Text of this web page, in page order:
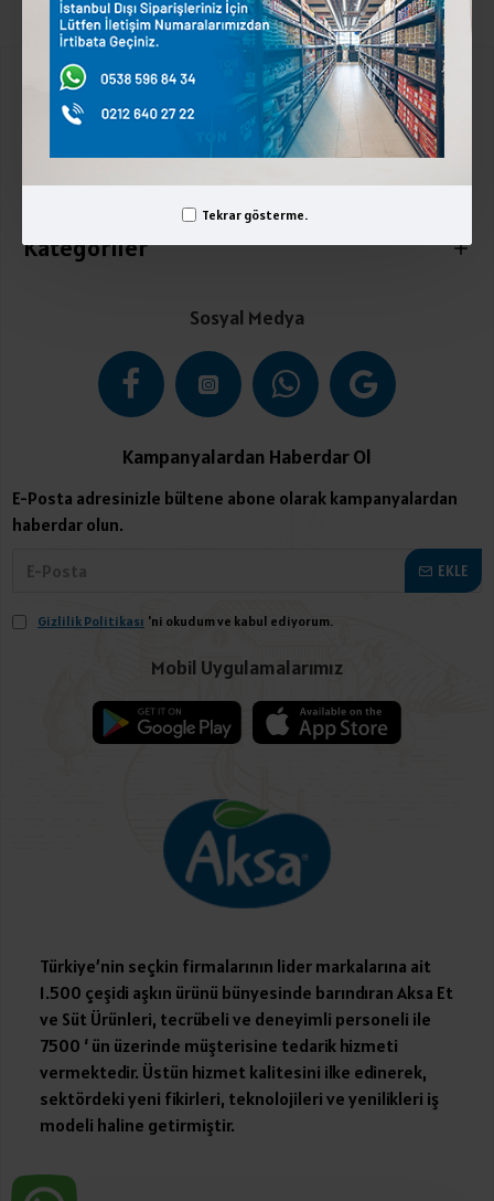
Tekrar gösterme.
Kurumsal
Kategoriler
Sosyal Medya
Kampanyalardan Haberdar Ol
E-Posta adresinizle bültene abone olarak kampanyalardan
haberdar olun.
EKLE
Gizlilik Politikası 'ni okudum ve kabul ediyorum.
Mobil Uygulamalarımız
Türkiye’nin seçkin firmalarının lider markalarına ait
1.500 çeşidi aşkın ürünü bünyesinde barındıran Aksa Et
ve Süt Ürünleri, tecrübeli ve deneyimli personeli ile
7500 ‘ ün üzerinde müşterisine tedarik hizmeti
vermektedir. Üstün hizmet kalitesini ilke edinerek,
sektördeki yeni fikirleri, teknolojileri ve yenilikleri iş
modeli haline getirmiştir.